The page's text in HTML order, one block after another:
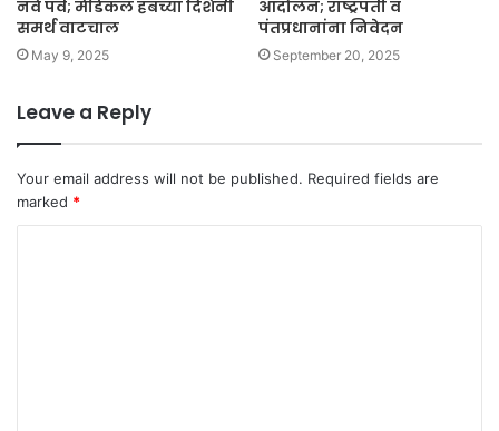
नवे पर्व; मेडिकल हबच्या दिशेनी
समर्थ वाटचाल
May 9, 2025
आंदोलन; राष्ट्रपती व
पंतप्रधानांना निवेदन
September 20, 2025
Leave a Reply
Your email address will not be published. Required fields are
marked *